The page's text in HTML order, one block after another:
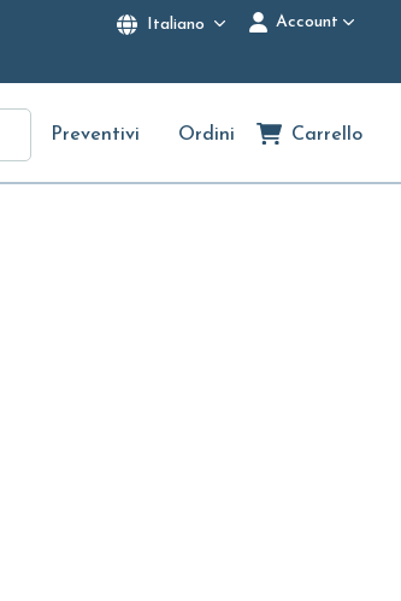
Italiano Account
Preventivi Ordini Carrello